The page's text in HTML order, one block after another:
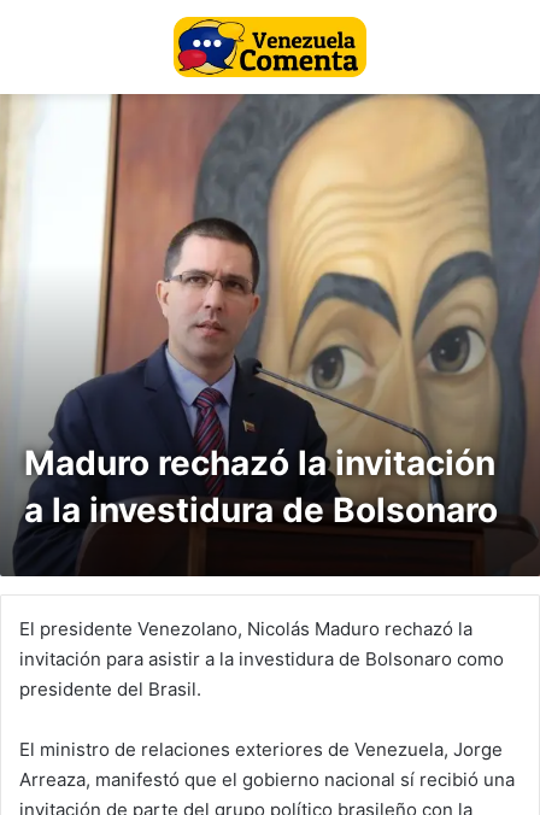
Maduro rechazó la invitación
a la investidura de Bolsonaro
El presidente Venezolano, Nicolás Maduro rechazó la
invitación para asistir a la investidura de Bolsonaro como
presidente del Brasil.
El ministro de relaciones exteriores de Venezuela, Jorge
Arreaza, manifestó que el gobierno nacional sí recibió una
invitación de parte del grupo político brasileño con la